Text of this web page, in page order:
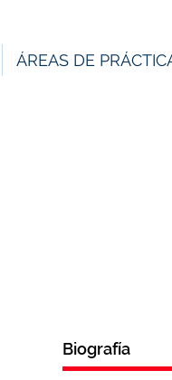
ÁREAS DE
Biografía